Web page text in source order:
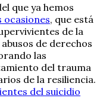
que ya hemos
ocasiones, que está
de la
de derechos
las
del trauma
de la resiliencia.
del suicidio